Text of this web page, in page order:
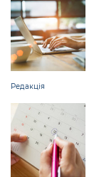
Редакція